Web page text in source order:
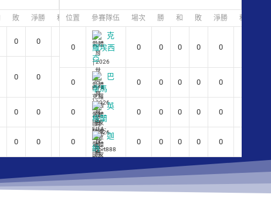
敗 淨勝 積分
0 0
0 0
0 0
0 0
位置 參賽隊伍 場次 勝 和 敗 淨勝 積分
0
克
羅埃西
亞
0 0 0 0 0
0
巴
拿馬
0 0 0 0 0
0
英
格蘭
0 0 0 0 0
0
迦
納
0 0 0 0 0